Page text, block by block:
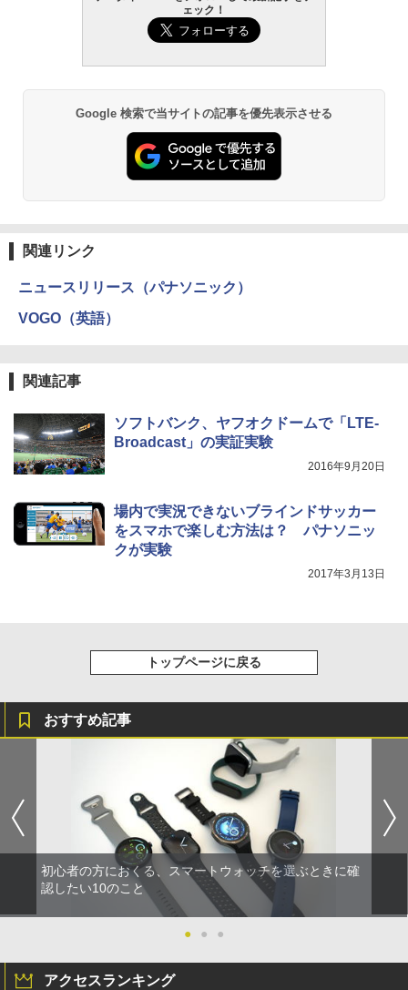
ェック！
Google 検索で当サイトの記事を優先表示させる
関連リンク
ニュースリリース（パナソニック）
VOGO（英語）
関連記事
ソフトバンク、ヤフオクドームで「LTE-
Broadcast」の実証実験
2016年9月20日
場内で実況できないブラインドサッカー
をスマホで楽しむ方法は？ パナソニッ
クが実験
2017年3月13日
トップページに戻る
おすすめ記事
初心者の方におくる、スマートウォッチを選ぶときに確
認したい10のこと
● ● ●
アクセスランキング